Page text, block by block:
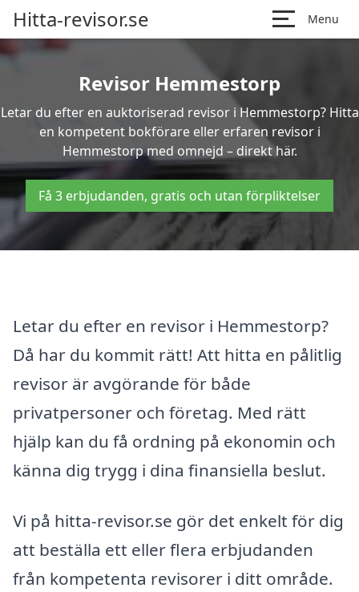
Hitta-revisor.se Menu
Revisor Hemmestorp
Letar du efter en auktoriserad revisor i Hemmestorp? Hitta
en kompetent bokförare eller erfaren revisor i
Hemmestorp med omnejd – direkt här.
Få 3 erbjudanden, gratis och utan förpliktelser
Letar du efter en revisor i Hemmestorp?
Då har du kommit rätt! Att hitta en pålitlig
revisor är avgörande för både
privatpersoner och företag. Med rätt
hjälp kan du få ordning på ekonomin och
känna dig trygg i dina finansiella beslut.
Vi på hitta-revisor.se gör det enkelt för dig
att beställa ett eller flera erbjudanden
från kompetenta revisorer i ditt område.